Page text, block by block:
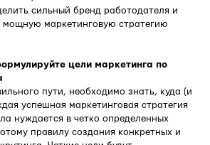
сильный бренд работодателя и
мощную маркетинговую стратегию
цели маркетинга по
пути, необходимо знать, куда (и
успешная маркетинговая стратегия
нуждается в четко определенных
правилу создания конкретных и